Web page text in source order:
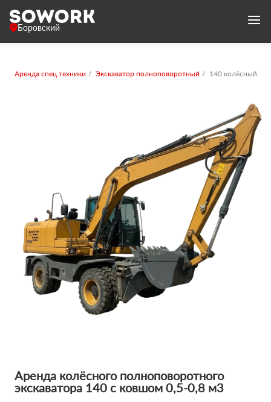
Боровский
Аренда спец.техники Экскаватор полноповоротный 140 колёсный с
Аренда колёсного полноповоротного
экскаватора 140 с ковшом 0,5-0,8 м3